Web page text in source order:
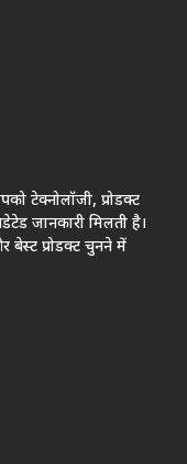
टेक्नोलॉजी, प्रोडक्ट
जानकारी मिलती है।
बेस्ट प्रोडक्ट चुनने में